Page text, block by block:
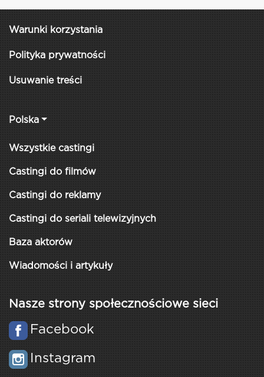
Warunki korzystania
Polityka prywatności
Usuwanie treści
Polska
Wszystkie castingi
Castingi do filmów
Castingi do reklamy
Castingi do seriali telewizyjnych
Baza aktorów
Wiadomości i artykuły
Nasze strony społecznościowe sieci
Facebook
Instagram